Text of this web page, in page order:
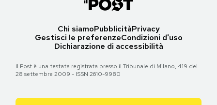
Chi siamoPubblicitàPrivacy
Gestisci le preferenzeCondizioni d'uso
Dichiarazione di accessibilità
Il Post è una testata registrata presso il Tribunale di Milano, 419 del
28 settembre 2009 - ISSN 2610-9980